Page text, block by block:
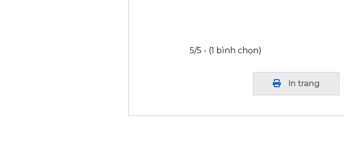
5/5 - (1 bình chọn)
In trang